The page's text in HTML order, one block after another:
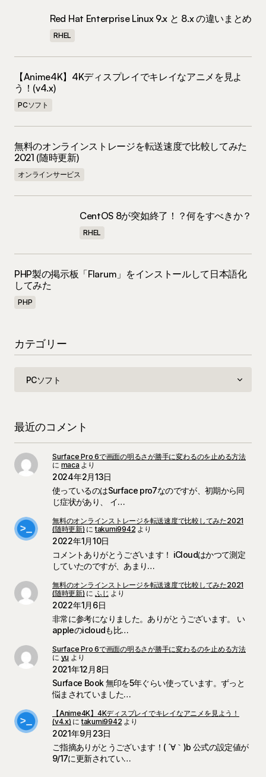
Red Hat Enterprise Linux 9.x と 8.x の違いまとめ
RHEL
【Anime4K】4Kディスプレイでキレイなアニメを見よ
う！(v4.x)
PCソフト
無料のオンラインストレージを転送速度で比較してみた
2021 (随時更新)
オンラインサービス
CentOS 8が突如終了！？何をすべきか？
RHEL
PHP製の掲示板「Flarum」をインストールして日本語化
してみた
PHP
カテゴリー
最近のコメント
Surface Pro 6で画面の明るさが勝手に変わるのを止める方法
に maca より
2024年2月13日
使っているのはSurface pro7なのですが、初期から同
じ症状があり、 イ…
無料のオンラインストレージを転送速度で比較してみた2021
(随時更新) にtakumi9942 より
2022年1月10日
コメントありがとうございます！ iCloudはかつて測定
していたのですが、あまり…
無料のオンラインストレージを転送速度で比較してみた2021
(随時更新) に ふじ より
2022年1月6日
非常に参考になりました。ありがとうございます。 い
appleのicloudも比…
Surface Pro 6で画面の明るさが勝手に変わるのを止める方法
に yu より
2021年12月8日
Surface Book 無印を5年ぐらい使っています。ずっと
悩まされていました…
【Anime4K】4Kディスプレイでキレイなアニメを見よう！
(v4.x) にtakumi9942 より
2021年9月23日
ご指摘ありがとうございます！( ´∀｀)b 公式の設定値が
9/17に更新されてい…